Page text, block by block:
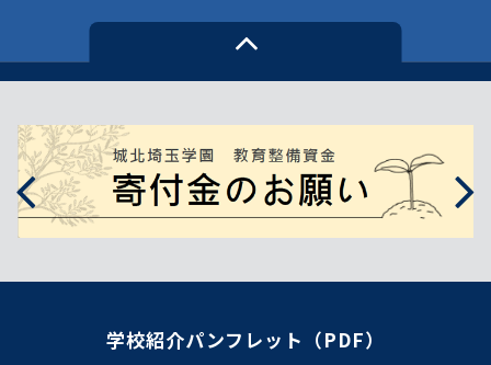
学校紹介パンフレット（PDF）